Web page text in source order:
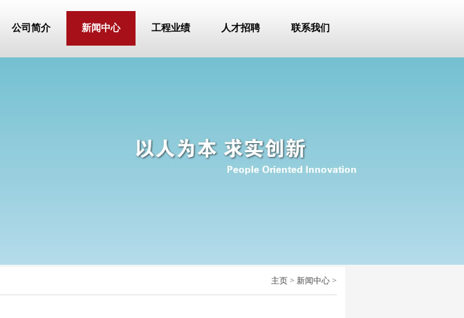
公司简介 新闻中心 工程业绩 人才招聘 联系我们
主页 > 新闻中心 >